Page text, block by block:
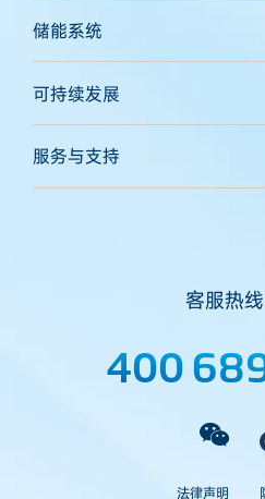
储能系统
可持续发展
服务与支持
客服热
400
法律声明